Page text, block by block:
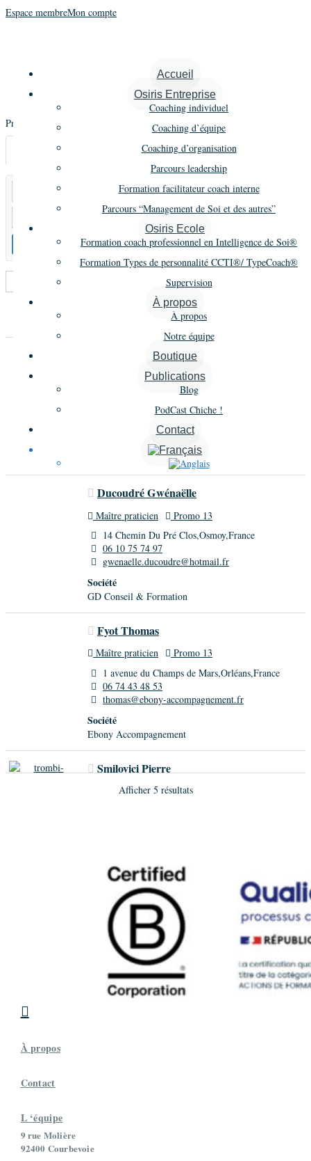
Espace membreMon compte
Accueil
Osiris Entreprise
Coaching individuel
Coaching d’équipe
Coaching d’organisation
Parcours leadership
Formation facilitateur coach interne
Parcours “Management de Soi et des autres”
Osiris Ecole
Formation coach professionnel en Intelligence de Soi®
Formation Types de personnalité CCTI®/ TypeCoach®
Supervision
À propos
À propos
Notre équipe
Boutique
Publications
Blog
PodCast Chiche !
Contact
Promo 13
Promo 13 | Septembre 2009 – Juillet 2012
Titre
Grille Carte
Blain Héloïse
Promo 13
65 Rue De Paris,Boulogne Billancourt,France
06 64 08 19 78
hb@heloiseblain.com
Ducoudré Gwénaëlle
Maître praticien
Promo 13
14 Chemin Du Pré Clos,Osmoy,France
06 10 75 74 97
gwenaelle.ducoudre@hotmail.fr
Société
GD Conseil & Formation
Fyot Thomas
Maître praticien
Promo 13
1 avenue du Champs de Mars,Orléans,France
06 74 43 48 53
thomas@ebony-accompagnement.fr
Société
Ebony Accompagnement
Smilovici Pierre
Maître praticien
Promo 13
Pierre Smilovici Innovation
Tuveri Marino
Autre
Promo 13
30 rue Godot de Mauroy,Paris,France
06 14 17 73 73
mtuvery@gmail.com
Société
Afficher 5 résultats

À propos
Contact
L ‘équipe
9 rue Molière
92400 Courbevoie